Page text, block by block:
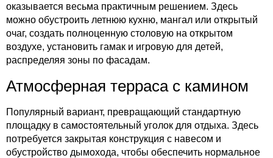
оказывается весьма практичным решением. Здесь
можно обустроить летнюю кухню, мангал или открытый
очаг, создать полноценную столовую на открытом
воздухе, установить гамак и игровую для детей,
распределяя зоны по фасадам.
Атмосферная терраса с камином
Популярный вариант, превращающий стандартную
площадку в самостоятельный уголок для отдыха. Здесь
потребуется закрытая конструкция с навесом и
обустройство дымохода, чтобы обеспечить нормальное